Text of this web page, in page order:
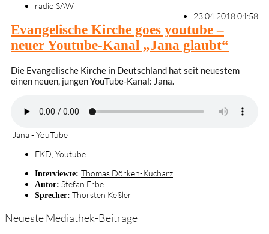
radio SAW
23.04.2018 04:58
Evangelische Kirche goes youtube –
neuer Youtube-Kanal „Jana glaubt“
Die Evangelische Kirche in Deutschland hat seit neuestem
einen neuen, jungen YouTube-Kanal: Jana.
Jana - YouTube
EKD Youtube
Interviewte: Thomas Dörken-Kucharz
Autor: Stefan Erbe
Sprecher: Thorsten Keßler
Neueste Mediathek-Beiträge